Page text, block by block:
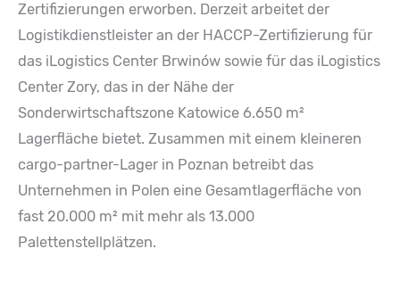
Zertifizierungen erworben. Derzeit arbeitet der
Logistikdienstleister an der HACCP-Zertifizierung für
das iLogistics Center Brwinów sowie für das iLogistics
Center Zory, das in der Nähe der
Sonderwirtschaftszone Katowice 6.650 m²
Lagerfläche bietet. Zusammen mit einem kleineren
cargo-partner-Lager in Poznan betreibt das
Unternehmen in Polen eine Gesamtlagerfläche von
fast 20.000 m² mit mehr als 13.000
Palettenstellplätzen.